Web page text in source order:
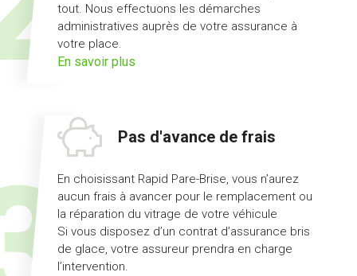
tout. Nous effectuons les démarches
administratives auprès de votre assurance à
votre place.
En savoir plus
Pas d'avance de frais
En choisissant Rapid Pare-Brise, vous n’aurez
aucun frais à avancer pour le remplacement ou
la réparation du vitrage de votre véhicule
Si vous disposez d’un contrat d’assurance bris
de glace, votre assureur prendra en charge
l’intervention.